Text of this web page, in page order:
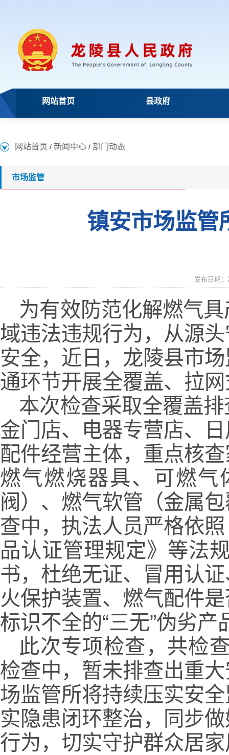
网站首页 县政府
网站首页 / 新闻中心 / 部门动态
市场监管
镇安市场监管
发布日期
为有效防范化解燃气
域违法违规行为，从源
安全，近日，龙陵县市
通环节开展全覆盖、拉
本次检查采取全覆盖
金门店、电器专营店、
配件经营主体，重点核
燃气燃烧器具、可燃
阀）、燃气软管（金属
查中，执法人员严格依
品认证管理规定》等法
书，杜绝无证、冒用认
火保护装置、燃气配件
标识不全的“三无”伪劣产
此次专项检查，共检
检查中，暂未排查出重
场监管所将持续压实安
实隐患闭环整治，同步
行为，切实守护群众居